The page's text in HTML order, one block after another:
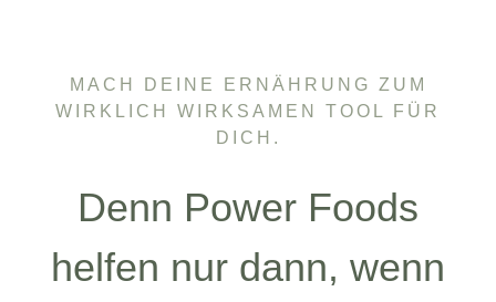
MACH DEINE ERNÄHRUNG ZUM
WIRKLICH WIRKSAMEN TOOL FÜR
DICH.
Denn Power Foods
helfen nur dann, wenn